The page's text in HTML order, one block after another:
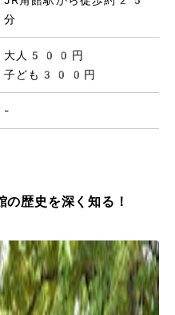
分
大人500円
子ども300円
-
歴史を深く知る！